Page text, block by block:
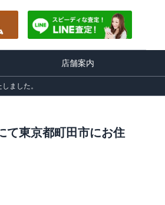
店舗案内
ました。
て東京都町田市にお住